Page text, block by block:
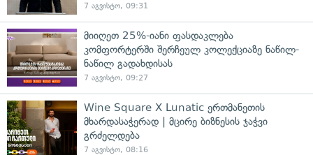
7 აგვისტო, 09:31
მიიღეთ 25%-იანი ფასდაკლება
კომფორტერში შერჩეულ კოლექციაზე ნაწილ-
ნაწილ გადახდისას
7 აგვისტო, 09:27
Wine Square X Lunatic ერთმანეთის
მხარდასაჭერად | მცირე ბიზნესის ჯაჭვი
გრძელდება
7 აგვისტო, 08:16